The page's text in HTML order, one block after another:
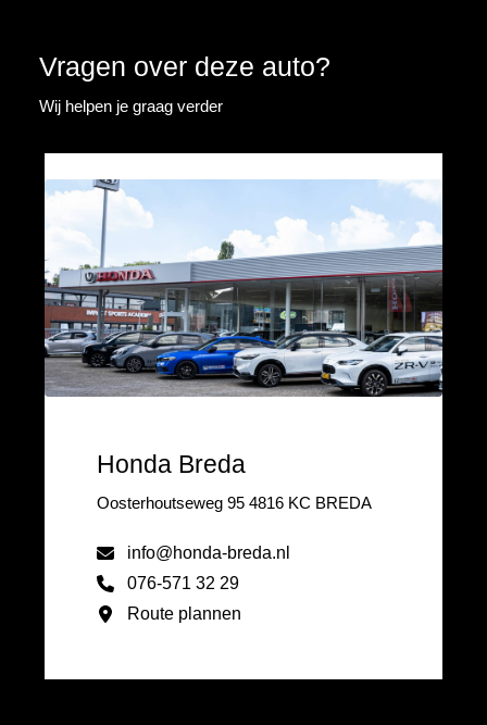
Vragen over deze auto?
Wij helpen je graag verder
Honda Breda
Oosterhoutseweg 95 4816 KC BREDA
info@honda-breda.nl
076-571 32 29
Route plannen